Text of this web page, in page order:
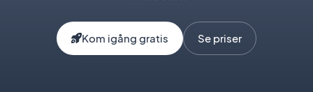
Kom igång gratis Se priser